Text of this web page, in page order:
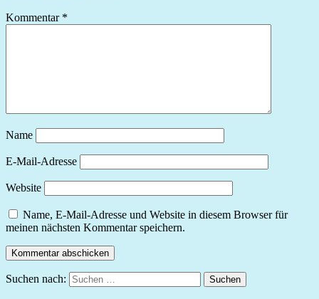
Kommentar *
Name
E-Mail-Adresse
Website
Name, E-Mail-Adresse und Website in diesem Browser für
meinen nächsten Kommentar speichern.
Suchen nach: Suchen